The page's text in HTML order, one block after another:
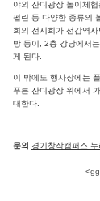
야외 잔디광장 놀이체
펄린 등 다양한 종류의
회의 전시회가 선감역
방 등이, 2층 강당에서
게 된다.
이 밖에도 행사장에는
푸른 잔디광장 위에서
대한다.
문의 경기창작캠퍼스